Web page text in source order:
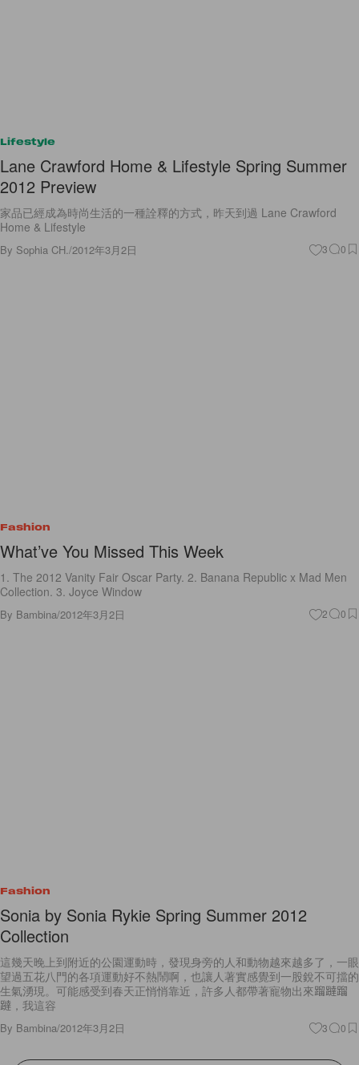
Lifestyle
Lane Crawford Home & Lifestyle Spring Summer
2012 Preview
家品已經成為時尚生活的一種詮釋的方式，昨天到過 Lane Crawford
Home & Lifestyle
By Sophia CH./2012年3月2日 3 0
Fashion
What’ve You Missed This Week
1. The 2012 Vanity Fair Oscar Party. 2. Banana Republic x Mad Men
Collection. 3. Joyce Window
By Bambina/2012年3月2日 2 0
Fashion
Sonia by Sonia Rykie Spring Summer 2012
Collection
這幾天晚上到附近的公園運動時，發現身旁的人和動物越來越多了，一眼
望過五花八門的各項運動好不熱鬧啊，也讓人著實感覺到一股銳不可擋的
生氣湧現。可能感受到春天正悄悄靠近，許多人都帶著寵物出來蹓躂蹓
躂，我這容
By Bambina/2012年3月2日 3 0